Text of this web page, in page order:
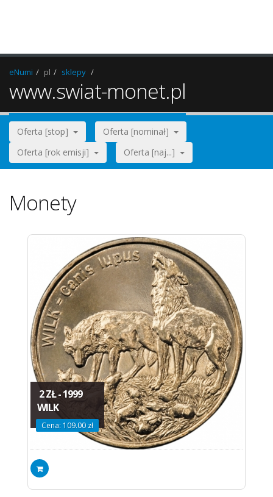
eNumi pl sklepy
www.swiat-monet.pl
Oferta [stop]
Oferta [nominał]
Oferta [rok emisji]
Oferta [naj...]
Monety
2 ZŁ - 1999
WILK
Cena: 109.00 zł